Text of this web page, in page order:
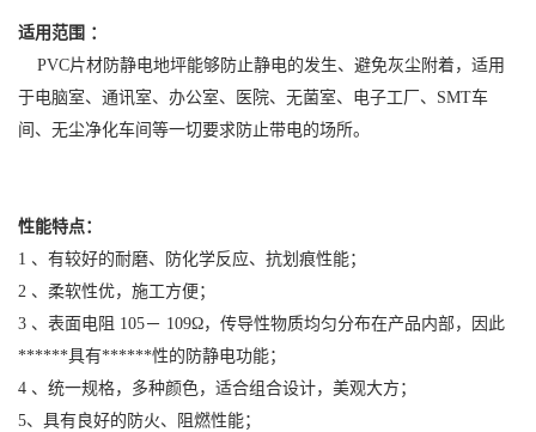
适用范围 ：
PVC片材防静电地坪能够防止静电的发生、避免灰尘附着，适用
于电脑室、通讯室、办公室、医院、无菌室、电子工厂、 SMT车
间、无尘净化车间等一切要求防止带电的场所。
性能特点：
1 、有较好的耐磨、防化学反应、抗划痕性能；
2 、柔软性优，施工方便；
3 、表面电阻 105－ 109Ω，传导性物质均匀分布在产品内部，因此
******具有******性的防静电功能；
4 、统一规格，多种颜色，适合组合设计，美观大方；
5、具有良好的防火、阻燃性能；